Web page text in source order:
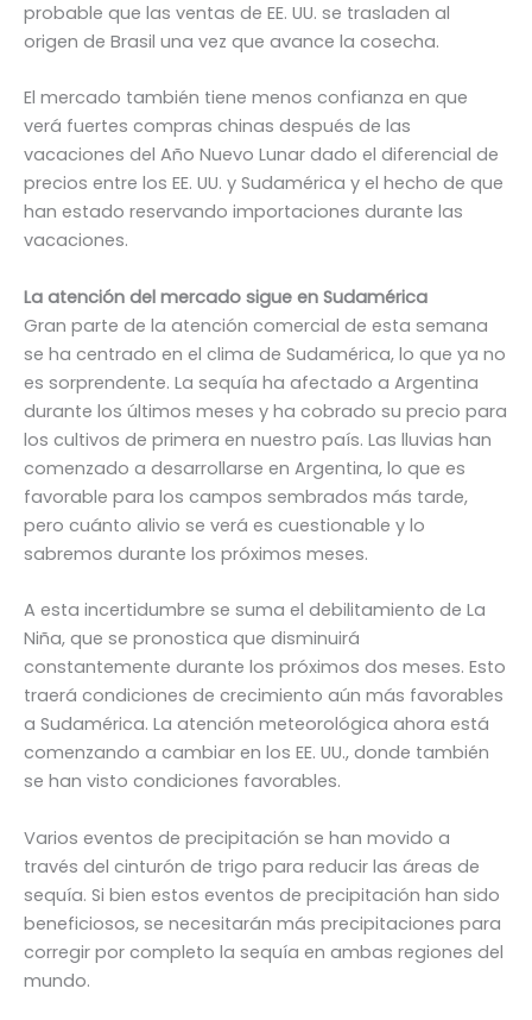
probable que las ventas de EE. UU. se trasladen al
origen de Brasil una vez que avance la cosecha.
El mercado también tiene menos confianza en que
verá fuertes compras chinas después de las
vacaciones del Año Nuevo Lunar dado el diferencial de
precios entre los EE. UU. y Sudamérica y el hecho de que
han estado reservando importaciones durante las
vacaciones.
La atención del mercado sigue en Sudamérica
Gran parte de la atención comercial de esta semana
se ha centrado en el clima de Sudamérica, lo que ya no
es sorprendente. La sequía ha afectado a Argentina
durante los últimos meses y ha cobrado su precio para
los cultivos de primera en nuestro país. Las lluvias han
comenzado a desarrollarse en Argentina, lo que es
favorable para los campos sembrados más tarde,
pero cuánto alivio se verá es cuestionable y lo
sabremos durante los próximos meses.
A esta incertidumbre se suma el debilitamiento de La
Niña, que se pronostica que disminuirá
constantemente durante los próximos dos meses. Esto
traerá condiciones de crecimiento aún más favorables
a Sudamérica. La atención meteorológica ahora está
comenzando a cambiar en los EE. UU., donde también
se han visto condiciones favorables.
Varios eventos de precipitación se han movido a
través del cinturón de trigo para reducir las áreas de
sequía. Si bien estos eventos de precipitación han sido
beneficiosos, se necesitarán más precipitaciones para
corregir por completo la sequía en ambas regiones del
mundo.